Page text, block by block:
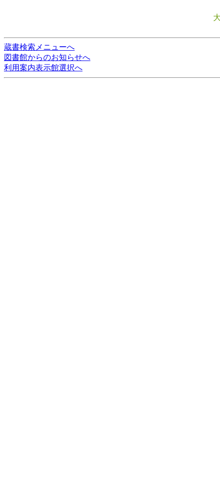
蔵書検索メニューへ
図書館からのお知らせへ
利用案内表示館選択へ